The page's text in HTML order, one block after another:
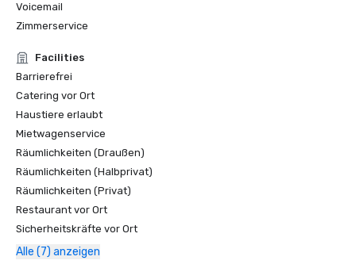
Voicemail
Zimmerservice
Facilities
Barrierefrei
Catering vor Ort
Haustiere erlaubt
Mietwagenservice
Räumlichkeiten (Draußen)
Räumlichkeiten (Halbprivat)
Räumlichkeiten (Privat)
Restaurant vor Ort
Sicherheitskräfte vor Ort
Alle (7) anzeigen